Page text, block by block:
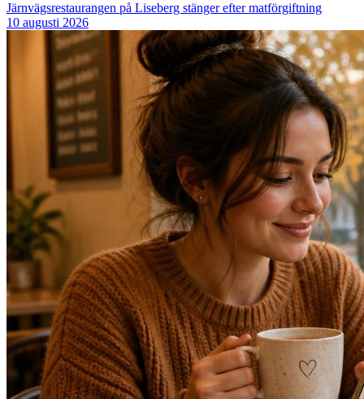
Järnvägsrestaurangen på Liseberg stänger efter matförgiftning
10 augusti 2026